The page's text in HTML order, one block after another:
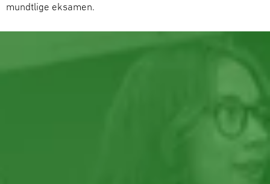
mundtlige eksamen.